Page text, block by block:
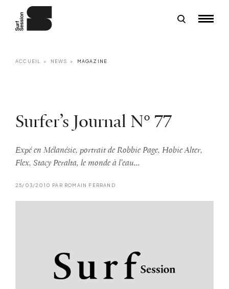
ACCUEIL NEWS MAGAZINE
Surfer’s Journal N° 77
Expé en Mélanésie, portrait de Robbie Page, Hobie Alter,
Flex, Stacy Peralta, le monde à l'eau...
25/03/2010 PAR ROMAIN FERRAND